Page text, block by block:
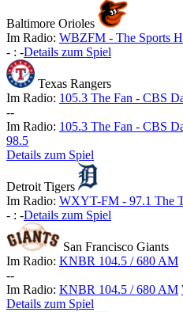
Baltimore Orioles
Im Radio: WBZFM - The Sports
- : -Details zum Spiel
Texas Rangers
Im Radio: 105.3 The Fan - CBS
--
Im Radio: 105.3 The Fan - CBS
98.5
Details zum Spiel
Detroit Tigers
Im Radio: WXYT-FM - 97.1 The
- : -Details zum Spiel
San Francisco Giants
Im Radio: KNBR 104.5 / 680 AM
--
Im Radio: KNBR 104.5 / 680 AM
Details zum Spiel